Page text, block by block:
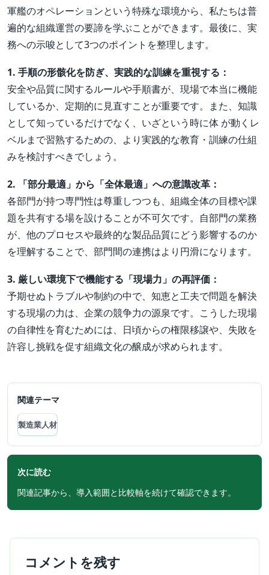
軍艦のオペレーションという特殊な環境から、私たちは普
遍的な組織運営の要諦を学ぶことができます。最後に、実
務への示唆として3つのポイントを整理します。
1. 手順の形骸化を防ぎ、実践的な訓練を重視する：
安全や品質に関するルールや手順書が、現場で本当に機能
しているか、定期的に見直すことが重要です。また、知識
として知っているだけでなく、いざという時に体 が動くレ
ベルまで習熟するための、より実践的な教育・訓練の仕組
みを検討すべきでしょう。
2. 「部分最適」から「全体最適」への意識改革：
各部門が持つ専門性は尊重しつつも、組織全体の目標や課
題を共有する場を設けることが不可欠です。自部門の業務
が、他のプロセスや最終的な製品品質にどう影響するのか
を理解することで、部門間の連携はより円滑になります。
3. 厳しい環境下で機能する「現場力」の再評価：
予期せぬトラブルや制約の中で、知恵と工夫で問題を解決
する現場の力は、企業の競争力の源泉です。こうした現場
の自律性を育むためには、日頃からの権限移譲や、失敗を
許容し挑戦を促す組織文化の醸成が求められます。
関連テーマ
製造業人材
次に読む
関連記事から、導入範囲と比較軸を続けて確認できます。
コメントを残す